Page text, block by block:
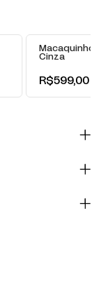
Macaquinho
Cinza
R$599,00